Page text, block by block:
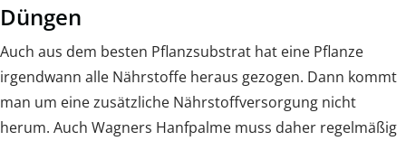
Düngen
Auch aus dem besten Pflanzsubstrat hat eine Pflanze
irgendwann alle Nährstoffe heraus gezogen. Dann kommt
man um eine zusätzliche Nährstoffversorgung nicht
herum. Auch Wagners Hanfpalme muss daher regelmäßig